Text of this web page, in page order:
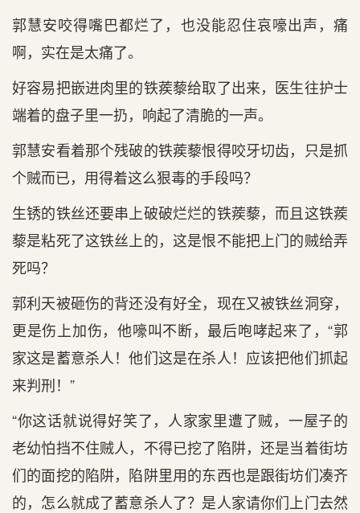
郭慧安咬得嘴巴都烂了，也没能忍住哀嚎出声，痛
啊，实在是太痛了。
好容易把嵌进肉里的铁蒺藜给取了出来，医生往护士
端着的盘子里一扔，响起了清脆的一声。
郭慧安看着那个残破的铁蒺藜恨得咬牙切齿，只是抓
个贼而已，用得着这么狠毒的手段吗？
生锈的铁丝还要串上破破烂烂的铁蒺藜，而且这铁蒺
藜是粘死了这铁丝上的，这是恨不能把上门的贼给弄
死吗？
郭利天被砸伤的背还没有好全，现在又被铁丝洞穿，
更是伤上加伤，他嚎叫不断，最后咆哮起来了，“郭
家这是蓄意杀人！他们这是在杀人！应该把他们抓起
来判刑！”
“你这话就说得好笑了，人家家里遭了贼，一屋子的
老幼怕挡不住贼人，不得已挖了陷阱，还是当着街坊
们的面挖的陷阱，陷阱里用的东西也是跟街坊们凑齐
的，怎么就成了蓄意杀人了？是人家请你们上门去然